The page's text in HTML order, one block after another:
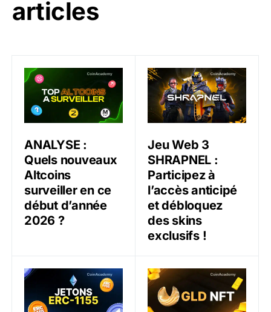
articles
ANALYSE : Quels nouveaux Altcoins surveiller en ce
ANALYSE :
Quels nouveaux
Altcoins
surveiller en ce
début d’année
2026 ?
Jeu Web 3 SHRAPNEL :
Jeu Web 3
SHRAPNEL :
Participez à
l’accès anticipé
et débloquez
des skins
exclusifs !
Qu’est-ce que la norme ERC-1155 en crypto ?
GLDNFT – devenez